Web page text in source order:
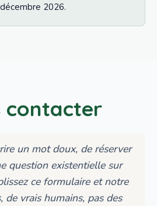
2026.
contacter
un mot doux, de réserver
question existentielle sur
ce formulaire et notre
de vrais humains, pas des